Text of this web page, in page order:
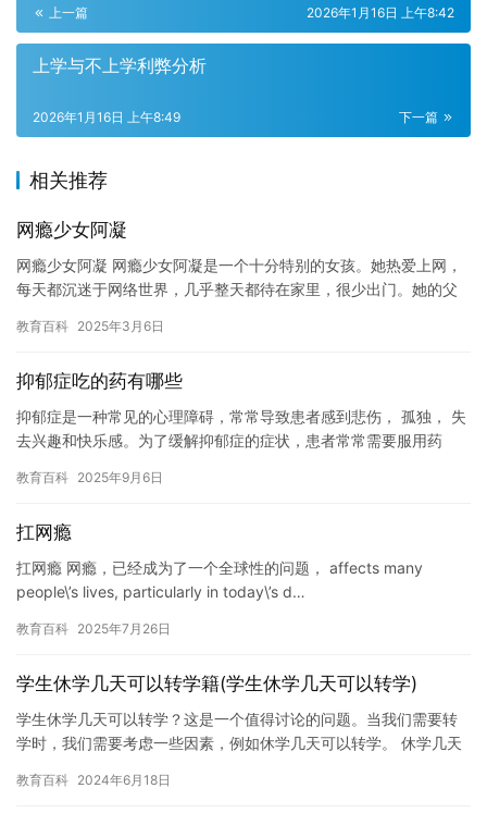
上一篇 2026年1月16日 上午8:42
上学与不上学利弊分析
下一篇
2026年1月16日 上午8:49
相关推荐
网瘾少女阿凝
网瘾少女阿凝 网瘾少女阿凝是一个十分特别的女孩。她热爱上网，
每天都沉迷于网络世界，几乎整天都待在家里，很少出门。她的父
戏，…
教育百科 2025年3月6日
抑郁症吃的药有哪些
抑郁症是一种常见的心理障碍，常常导致患者感到悲伤， 孤独， 失
去兴趣和快乐感。为了缓解抑郁症的症状，患者常常需要服用药
郁…
教育百科 2025年9月6日
扛网瘾
扛网瘾 网瘾，已经成为了一个全球性的问题， affects many
people\’s lives, particularly in today\’s d…
教育百科 2025年7月26日
学生休学几天可以转学籍(学生休学几天可以转学)
学生休学几天可以转学？这是一个值得讨论的问题。当我们需要转
学时，我们需要考虑一些因素，例如休学几天可以转学。 休学几天
区的…
教育百科 2024年6月18日